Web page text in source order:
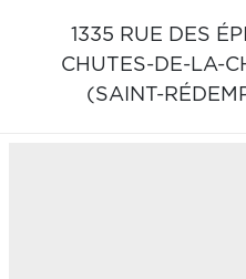
1335 RUE DES
CHUTES-DE-LA-
(SAINT-